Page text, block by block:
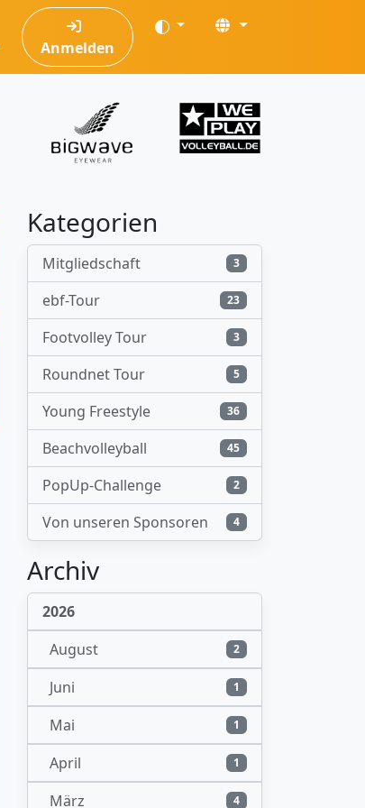
Anmelden
Kategorien
Mitgliedschaft 3
ebf-Tour 23
Footvolley Tour 3
Roundnet Tour 5
Young Freestyle 36
Beachvolleyball 45
PopUp-Challenge 2
Von unseren Sponsoren 4
Archiv
2026
August
2
Juni 1
Mai 1
April 1
März 4